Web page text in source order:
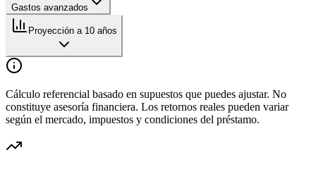
Gastos avanzados
Proyección a 10 años
Cálculo referencial basado en supuestos que puedes ajustar. No
constituye asesoría financiera. Los retornos reales pueden variar
según el mercado, impuestos y condiciones del préstamo.